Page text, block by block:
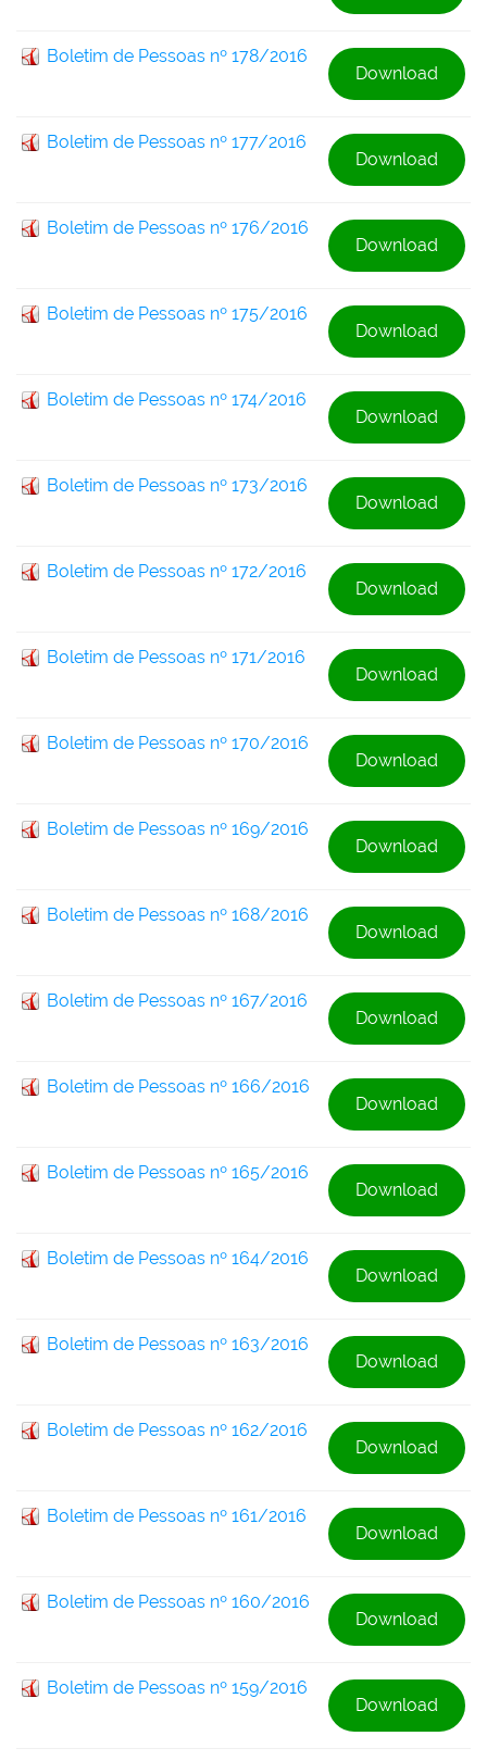
Boletim de Pessoas nº 178/2016
Download
Boletim de Pessoas nº 177/2016
Download
Boletim de Pessoas nº 176/2016
Download
Boletim de Pessoas nº 175/2016
Download
Boletim de Pessoas nº 174/2016
Download
Boletim de Pessoas nº 173/2016
Download
Boletim de Pessoas nº 172/2016
Download
Boletim de Pessoas nº 171/2016
Download
Boletim de Pessoas nº 170/2016
Download
Boletim de Pessoas nº 169/2016
Download
Boletim de Pessoas nº 168/2016
Download
Boletim de Pessoas nº 167/2016
Download
Boletim de Pessoas nº 166/2016
Download
Boletim de Pessoas nº 165/2016
Download
Boletim de Pessoas nº 164/2016
Download
Boletim de Pessoas nº 163/2016
Download
Boletim de Pessoas nº 162/2016
Download
Boletim de Pessoas nº 161/2016
Download
Boletim de Pessoas nº 160/2016
Download
Boletim de Pessoas nº 159/2016
Download